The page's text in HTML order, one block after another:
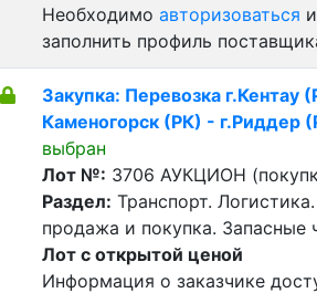
Необходимо авторизоваться
заполнить профиль
Закупка: Перевозка г.Кентау
Каменогорск (РК) - г.Риддер
выбран
Лот №: 3706 АУКЦИОН
Раздел: Транспорт.
продажа и покупка. Запасные
Лот с открытой ценой
Информация о заказчике